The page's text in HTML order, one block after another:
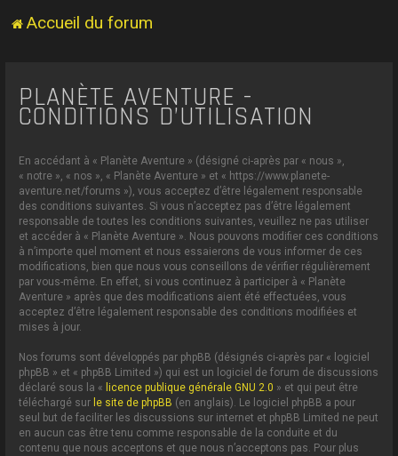
Accueil du forum
PLANÈTE AVENTURE -
CONDITIONS D’UTILISATION
En accédant à « Planète Aventure » (désigné ci-après par « nous »,
« notre », « nos », « Planète Aventure » et « https://www.planete-
aventure.net/forums »), vous acceptez d’être légalement responsable
des conditions suivantes. Si vous n’acceptez pas d’être légalement
responsable de toutes les conditions suivantes, veuillez ne pas utiliser
et accéder à « Planète Aventure ». Nous pouvons modifier ces conditions
à n’importe quel moment et nous essaierons de vous informer de ces
modifications, bien que nous vous conseillons de vérifier régulièrement
par vous-même. En effet, si vous continuez à participer à « Planète
Aventure » après que des modifications aient été effectuées, vous
acceptez d’être légalement responsable des conditions modifiées et
mises à jour.
Nos forums sont développés par phpBB (désignés ci-après par « logiciel
phpBB » et « phpBB Limited ») qui est un logiciel de forum de discussions
déclaré sous la « licence publique générale GNU 2.0 » et qui peut être
téléchargé sur le site de phpBB (en anglais). Le logiciel phpBB a pour
seul but de faciliter les discussions sur internet et phpBB Limited ne peut
en aucun cas être tenu comme responsable de la conduite et du
contenu que nous acceptons et que nous n’acceptons pas. Pour plus